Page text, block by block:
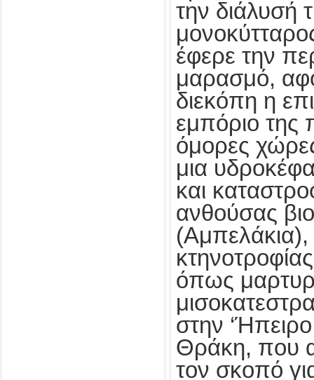
την διάλυσή
έφερε την
μαρασμό,
διεκόπη η
εμπόριο της
όμορες
μια
και
ανθούσας
όπως
στην
Θράκη, που
τον σκοπό